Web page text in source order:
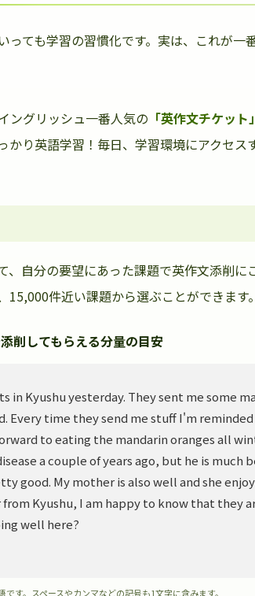
っても学習の習慣化です。実は、これが一
ングリッシュ一番人気の 「英作文チケット
かり英語学習！毎日、学習環境にアクセス
、自分の要望にあった課題で英作文添削に
15,000件近い課題から選ぶことができます
削してもらえる分量の目安
in Kyushu yesterday. They sent me some
Every time they send me stuff I'm
to eating the mandarin oranges all
a couple of years ago, but he is much
good. My mother is also well and she
Kyushu, I am happy to know that they
well here?
す。スペースやカンマなどの記号も1文字に含みます。